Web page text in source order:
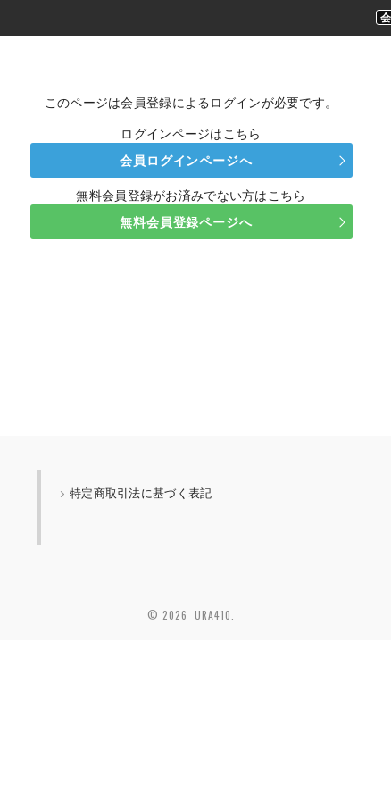
このページは会員登録によるログインが必要です。
ログインページはこちら
会員ログインページへ
無料会員登録がお済みでない方はこちら
無料会員登録ページへ
特定商取引法に基づく表記
© 2026 URA410.